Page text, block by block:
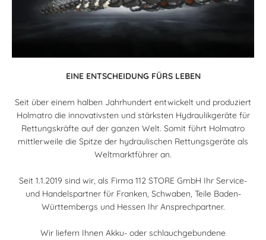
EINE ENTSCHEIDUNG FÜRS LEBEN
Seit über einem halben Jahrhundert entwickelt und produziert
Holmatro die innovativsten und stärksten Hydraulikgeräte für
Rettungskräfte auf der ganzen Welt. Somit führt Holmatro
mittlerweile die Spitze der hydraulischen Rettungsgeräte als
Weltmarktführer an.
Seit 1.1.2019 sind wir, als Firma 112 STORE GmbH Ihr Service-
und Handelspartner für Franken, Schwaben, Teile Baden-
Württembergs und Hessen Ihr Ansprechpartner.
Wir liefern Ihnen Akku- oder schlauchgebundene